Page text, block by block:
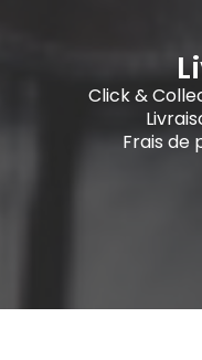
Click &
Frais de